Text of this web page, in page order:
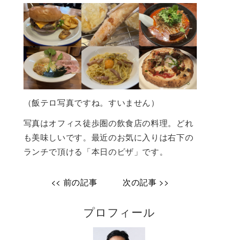
（飯テロ写真ですね。すいません）
写真はオフィス徒歩圏の飲食店の料理。どれ
も美味しいです。最近のお気に入りは右下の
ランチで頂ける「本日のビザ」です。
<< 前の記事 次の記事 >>
プロフィール